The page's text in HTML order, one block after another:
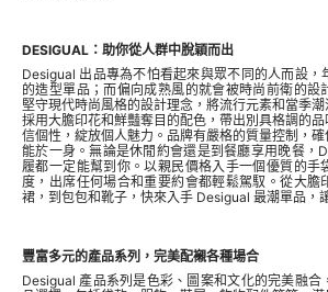
DESIGUAL：助你從人群中脫穎而出
Desigual 出品專為不怕看起來與眾不同的人而設，
的造型單品；而偏向成熟風的就會被時尚前衛的設
堅守現代時尚風格的設計理念，將流行元素和當季潮
採用大膽印花和鮮豔奪目的配色，帶出別具格調的
信個性，綻放個人魅力。品牌有嚴格的質量控制，
能於一身。無論是休閒約會還是到餐廳享用晚餐，
履都一定能幫到你。以親民價格入手一個優質的手
度，出席任何場合和重要約會都輕鬆駕馭。從大膽
裙，到包包和靴子，快來入手 Desigual 最潮單品，
豐富多元的產品系列，完美配襯各種場合
Desigual 產品系列是色彩、圖案和文化的完美融合